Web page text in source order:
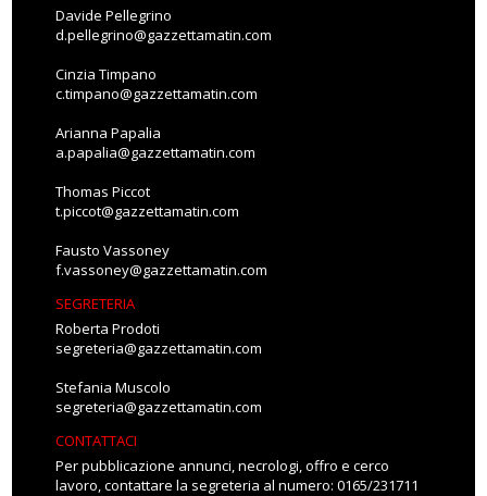
Davide Pellegrino
d.pellegrino@gazzettamatin.com
Cinzia Timpano
c.timpano@gazzettamatin.com
Arianna Papalia
a.papalia@gazzettamatin.com
Thomas Piccot
t.piccot@gazzettamatin.com
Fausto Vassoney
f.vassoney@gazzettamatin.com
SEGRETERIA
Roberta Prodoti
segreteria@gazzettamatin.com
Stefania Muscolo
segreteria@gazzettamatin.com
CONTATTACI
Per pubblicazione annunci, necrologi, offro e cerco
lavoro, contattare la segreteria al numero: 0165/231711